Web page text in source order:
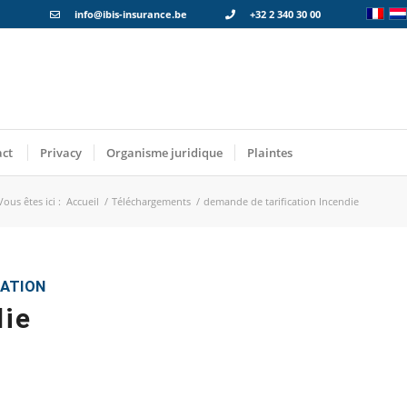
info@ibis-insurance.be +32 2 340 30 00
Privacy Organisme juridique Plaintes
êtes ici : Accueil / Téléchargements / demande de tarification Incendie